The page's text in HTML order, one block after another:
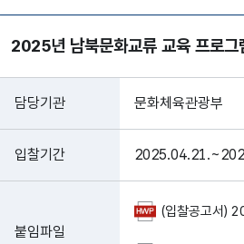
2025년 남북문화교류 교육 프로그
담당기관 문화체육관광부
입찰기간
붙임파일
(입찰공고서)